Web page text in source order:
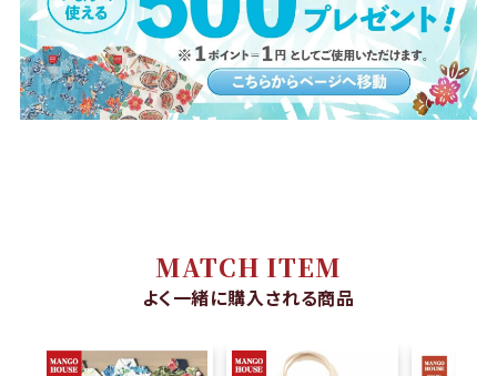
MATCH ITEM
よく一緒に購入される商品